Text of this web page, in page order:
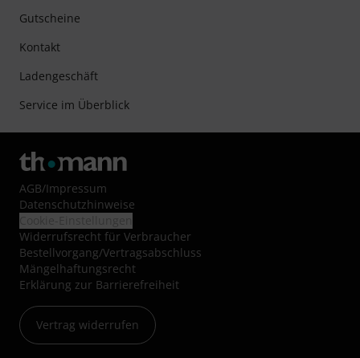
Gutscheine
Kontakt
Ladengeschäft
Service im Überblick
AGB/Impressum
Datenschutzhinweise
Widerrufsrecht für Verbraucher
Bestellvorgang/Vertragsabschluss
Mängelhaftungsrecht
Erklärung zur Barrierefreiheit
Vertrag widerrufen